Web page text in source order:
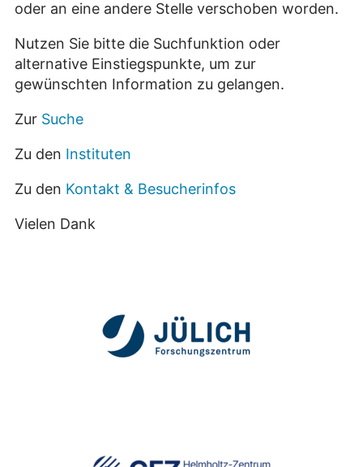
oder an eine andere Stelle verschoben worden.
Nutzen Sie bitte die Suchfunktion oder
alternative Einstiegspunkte, um zur
gewünschten Information zu gelangen.
Zur Suche
Zu den Instituten
Zu den Kontakt & Besucherinfos
Vielen Dank